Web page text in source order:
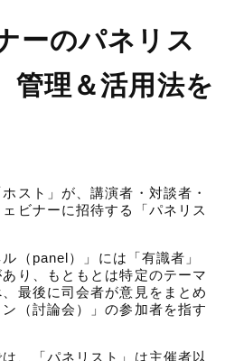
ーのパネリス
管理＆活用法を
スト」が、講演者・対談者・
ビナーに招待する「パネリス
（panel）」には「有識者」
り、もともとは特定のテーマ
最後に司会者が意見をまとめ
（討論会）」の参加者を指す
、「パネリスト」は主催者以